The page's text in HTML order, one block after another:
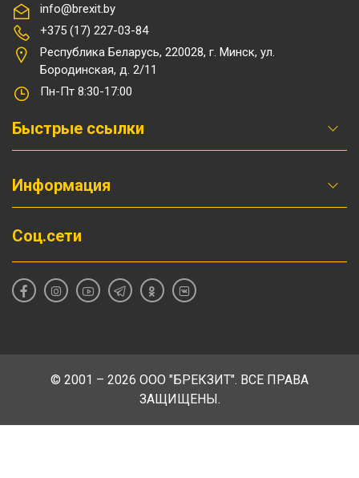
info@brexit.by
+375 (17) 227-03-84
Республика Беларусь, 220028, г. Минск, ул.
Бородинская, д. 2/11
Пн-Пт 8:30-17:00
Быстрые ссылки
Информация
Соц.сети
© 2001 – 2026 ООО "БРЕКЗИТ". ВСЕ ПРАВА
ЗАЩИЩЕНЫ.